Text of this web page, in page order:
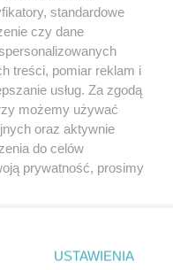
sp. z o.o.
standardowe
czy dane
treści, pomiar reklam i
usług. Za zgodą
możemy używać
oraz aktywnie
do celów
prywatność, prosimy
dolnym rogu strony
danych nie wymagają
USTAWIENIA